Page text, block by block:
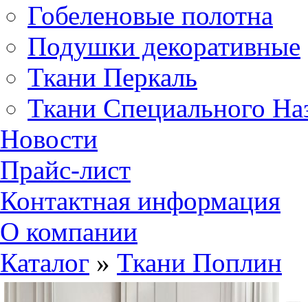
Гобеленовые полотна
Подушки декоративные
Ткани Перкаль
Ткани Специального
Новости
Прайс-лист
Контактная информация
О компании
Каталог » Ткани Поплин